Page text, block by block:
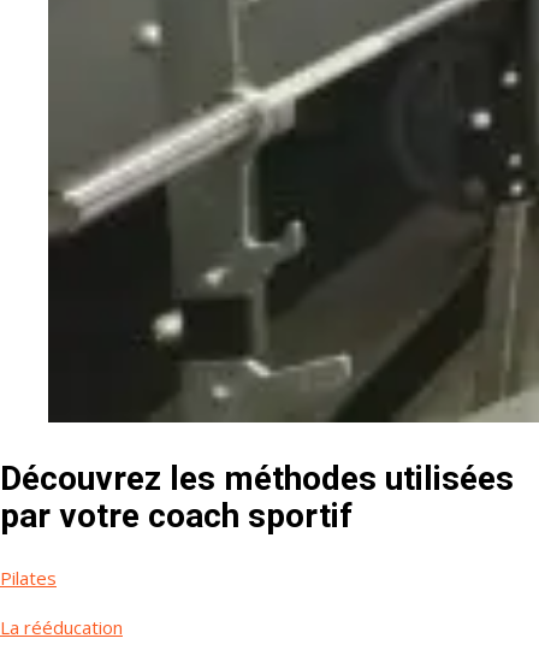
Découvrez les méthodes utilisées
par votre coach sportif
Pilates
La rééducation